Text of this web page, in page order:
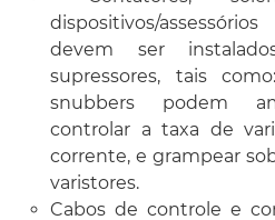
dispositivos/
devem ser
supressores, tais
snubbers podem
controlar a taxa de
corrente, e grampear
varistores.
Cabos de controle e